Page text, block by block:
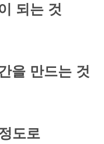
되는 것
을 만드는 것
도로